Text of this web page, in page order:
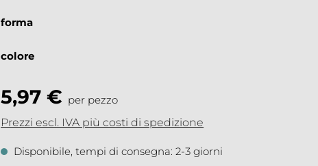
5,97 € per pezzo
Prezzi escl. IVA più costi di spedizione
Disponibile, tempi di consegna: 2-3 giorni
forma
colore